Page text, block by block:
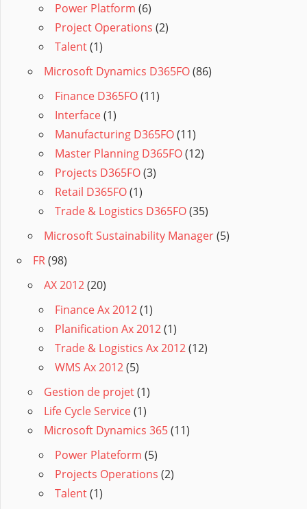
Power Platform (6)
Project Operations (2)
Talent(1)
Microsoft Dynamics D365FO(86)
Finance D365FO(11)
Interface(1)
Manufacturing D365FO(11)
Master Planning D365FO(12)
Projects D365FO(3)
Retail D365FO(1)
Trade & Logistics D365FO(35)
Microsoft Sustainability Manager(5)
FR(98)
AX 2012(20)
Finance Ax 2012(1)
Planification Ax 2012(1)
Trade & Logistics Ax 2012(12)
WMS Ax 2012(5)
Gestion de projet(1)
Life Cycle Service(1)
Microsoft Dynamics 365(11)
Power Plateform (5)
Projects Operations (2)
Talent(1)